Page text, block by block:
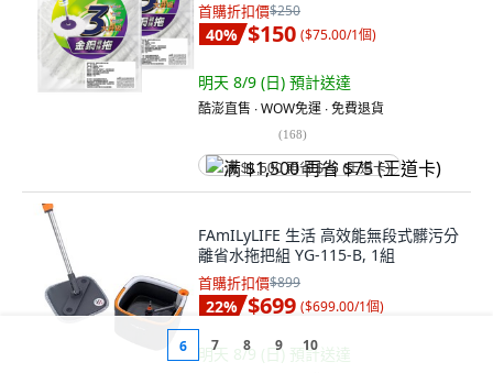
首購折扣價$250
40% $150 ($75.00/1個)
明天 8/9 (日) 預計送達
酷澎直售 ∙ WOW免運 ∙ 免費退貨
(168)
满 $1,500 再省 $75 (王道卡)
FAmILyLIFE 生活 高效能無段式髒污分
離省水拖把組 YG-115-B, 1組
首購折扣價$899
22% $699 ($699.00/1個)
明天 8/9 (日) 預計送達
6 7 8 9 10